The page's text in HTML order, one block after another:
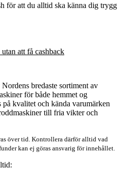
för att du alltid ska känna dig trygg
att få cashback
bredaste sortiment av
för både hemmet og
kvalitet och kända varumärken
till fria vikter och
över tid. Kontrollera därför alltid vad
kan ej göras ansvarig för innehållet.